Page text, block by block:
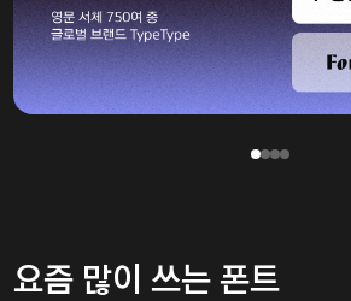
요즘 많이 쓰는 폰트